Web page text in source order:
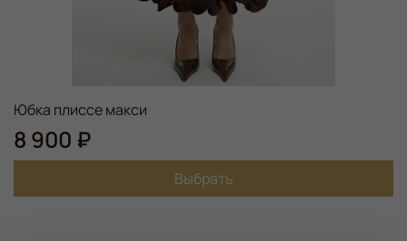
Юбка плиссе макси
8 900 ₽
Выбрать